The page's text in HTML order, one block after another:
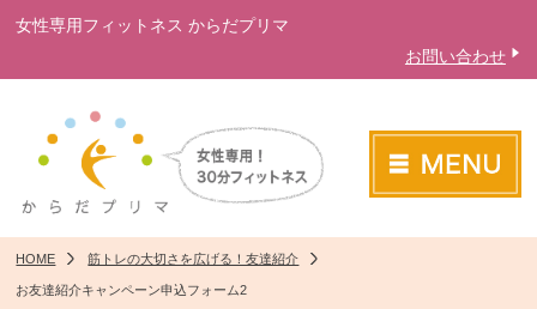
女性専用フィットネス からだプリマ
お問い合わせ
HOME 筋トレの大切さを広げる！友達紹介
お友達紹介キャンペーン申込フォーム2